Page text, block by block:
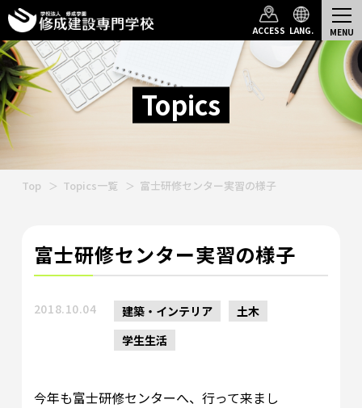
ACCESS LANG.
Topics
Top Topics一覧 富士研修センター実習の様子
富士研修センター実習の様子
2018.10.04 建築・インテリア
土木
学生生活
今年も富士研修センターへ、行って来まし